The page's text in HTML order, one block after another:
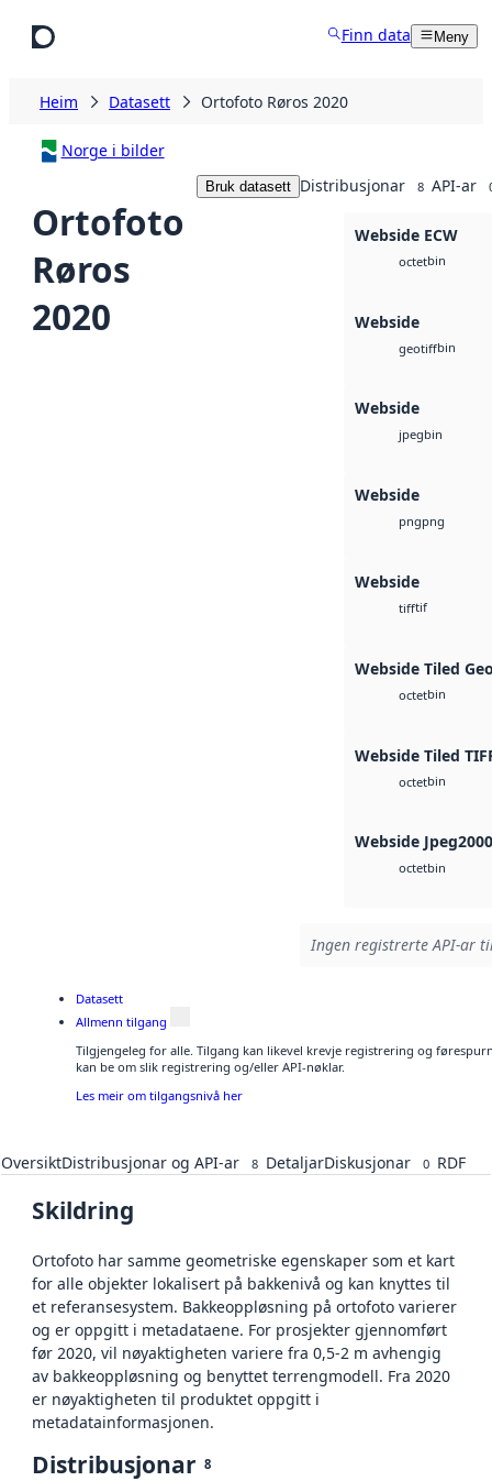
Finn data Meny
Heim Datasett Ortofoto Røros 2020
Norge i bilder
Ortofoto
Røros
2020
Bruk datasett Distribusjonar 8 API-ar
Webside ECW
octetbin
Webside
geotiffbin
Webside
jpegbin
Webside
pngpng
Webside
tifftif
Webside Tiled
octetbin
Webside Tiled
octetbin
Webside Jpeg2000
octetbin
Ingen registrerte API-ar
Datasett
Allmenn tilgang
Tilgjengeleg for alle. Tilgang kan likevel krevje registrering og
kan be om slik registrering og/eller API-nøklar.
Les meir om tilgangsnivå her
OversiktDistribusjonar og API-ar 8 DetaljarDiskusjonar 0 RDF
Skildring
Ortofoto har samme geometriske egenskaper som et kart
for alle objekter lokalisert på bakkenivå og kan knyttes til
et referansesystem. Bakkeoppløsning på ortofoto varierer
og er oppgitt i metadataene. For prosjekter gjennomført
før 2020, vil nøyaktigheten variere fra 0,5-2 m avhengig
av bakkeoppløsning og benyttet terrengmodell. Fra 2020
er nøyaktigheten til produktet oppgitt i
metadatainformasjonen.
Distribusjonar 8